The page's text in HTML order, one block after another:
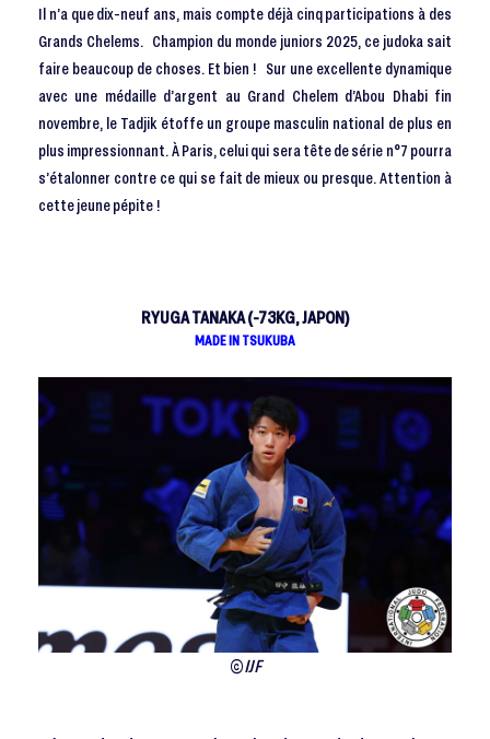
Il n’a que dix-neuf ans, mais compte déjà cinq participations à des
Grands Chelems. Champion du monde juniors 2025, ce judoka sait
faire beaucoup de choses. Et bien ! Sur une excellente dynamique
avec une médaille d’argent au Grand Chelem d’Abou Dhabi fin
novembre, le Tadjik étoffe un groupe masculin national de plus en
plus impressionnant. À Paris, celui qui sera tête de série n°7 pourra
s’étalonner contre ce qui se fait de mieux ou presque. Attention à
cette jeune pépite !
RYUGA TANAKA (-73KG, JAPON)
MADE IN TSUKUBA
©IJF